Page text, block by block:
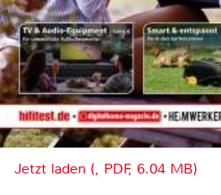
Jetzt laden (, PDF, 6.04 MB)